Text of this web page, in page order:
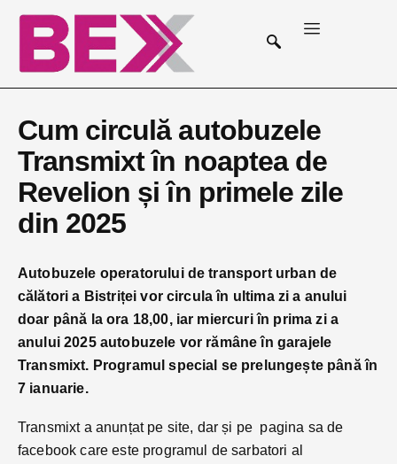
Cum circulă autobuzele
Transmixt în noaptea de
Revelion și în primele zile
din 2025
Autobuzele operatorului de transport urban de
călători a Bistriței vor circula în ultima zi a anului
doar până la ora 18,00, iar miercuri în prima zi a
anului 2025 autobuzele vor rămâne în garajele
Transmixt. Programul special se prelungește până în
7 ianuarie.
Transmixt a anunțat pe site, dar și pe pagina sa de
facebook care este programul de sarbatori al